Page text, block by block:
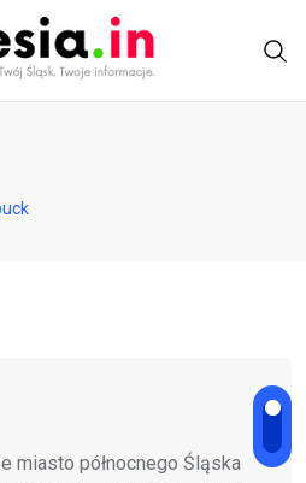
miasto północnego Śląska